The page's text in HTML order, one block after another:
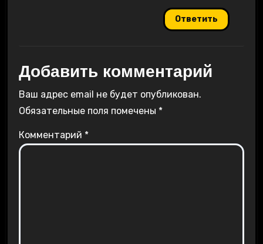
Ответить
Добавить комментарий
Ваш адрес email не будет опубликован.
Обязательные поля помечены *
Комментарий *